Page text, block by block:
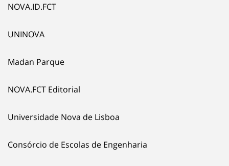
NOVA.ID.FCT
UNINOVA
Madan Parque
NOVA.FCT Editorial
Universidade Nova de Lisboa
Consórcio de Escolas de Engenharia